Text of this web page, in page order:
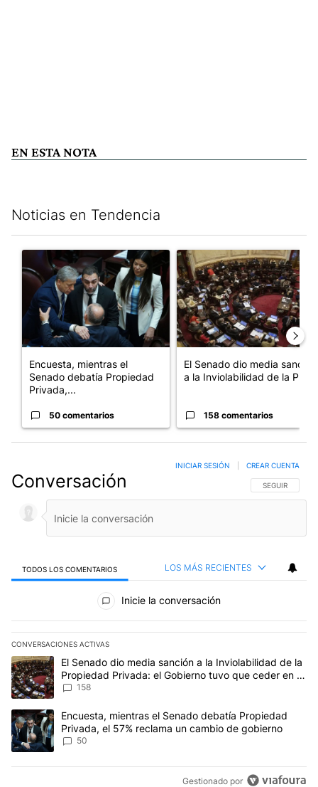
EN ESTA NOTA
Noticias en Tendencia
Un artículo de tendencia con el título "Encuesta, mientras el
Encuesta, mientras el
Senado debatía Propiedad
Privada,...
50 comentarios
Un artículo de tendencia con
El Senado dio media sanción
a la Inviolabilidad de la P...
158 comentarios
Conversación SIGA ESTA
SEGUIR
INICIAR SESIÓN CREAR CUENTA
TODOS LOS COMENTARIOS LOS MÁS RECIENTES
Todos los comentarios
Inicie la conversación
CONVERSACIONES ACTIVAS
Este listado muestra los artículos con más comentarios en los
Un artículo de tendencia con el título "El Senado dio media
El Senado dio media sanción a la Inviolabilidad de la
Propiedad Privada: el Gobierno tuvo que ceder en la
Ley del Manejo del Fuego
158
Un artículo de tendencia con el título "Encuesta, mientras el
Encuesta, mientras el Senado debatía Propiedad
Privada, el 57% reclama un cambio de gobierno
50
Gestionado por